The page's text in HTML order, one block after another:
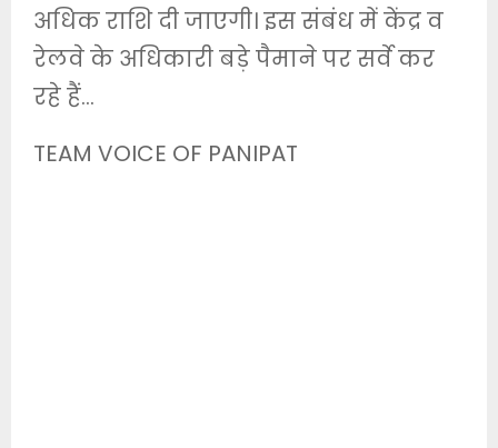
अधिक राशि दी जाएगी। इस संबंध में केंद्र व
रेलवे के अधिकारी बड़े पैमाने पर सर्वे कर
रहे हैं…
TEAM VOICE OF PANIPAT